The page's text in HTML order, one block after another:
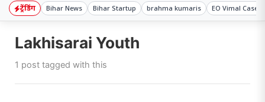
ट्रेंडिंग Bihar News Bihar Startup brahma kumaris EO Vimal Case
Lakhisarai Youth
1 post tagged with this